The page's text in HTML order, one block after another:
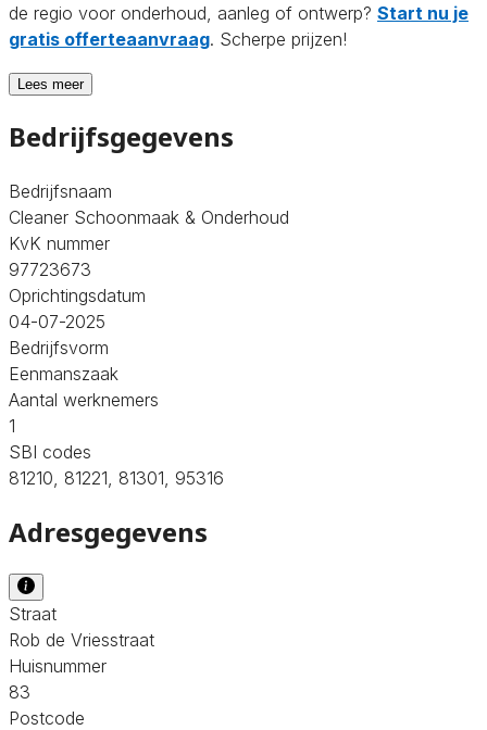
de regio voor onderhoud, aanleg of ontwerp? Start nu je
gratis offerteaanvraag. Scherpe prijzen!
Lees meer
Bedrijfsgegevens
Bedrijfsnaam
Cleaner Schoonmaak & Onderhoud
KvK nummer
97723673
Oprichtingsdatum
04-07-2025
Bedrijfsvorm
Eenmanszaak
Aantal werknemers
1
SBI codes
81210, 81221, 81301, 95316
Adresgegevens
Straat
Rob de Vriesstraat
Huisnummer
83
Postcode